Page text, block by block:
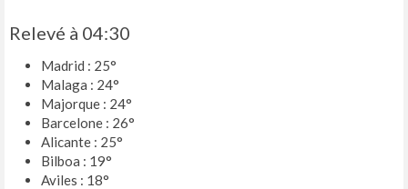
Relevé à 04:30
Madrid : 25°
Malaga : 24°
Majorque : 24°
Barcelone : 26°
Alicante : 25°
Bilboa : 19°
Aviles : 18°